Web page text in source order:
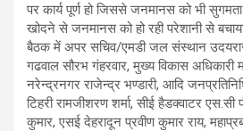
पर कार्य पूर्ण हो जिससे जनमानस को भी
खोदने से जनमानस को हो रही परेशानी से
बैठक में अपर सचिव/एमडी जल संस्थान उदयराज
गढवाल सौरभ गंहरवार, मुख्य विकास
नरेन्द्रनगर राजेन्द्र भण्डारी, आदि
टिहरी रामजीशरण शर्मा, सीई हैडक्वाटर
कुमार, एसई देहरादून प्रवीण कुमार राय,